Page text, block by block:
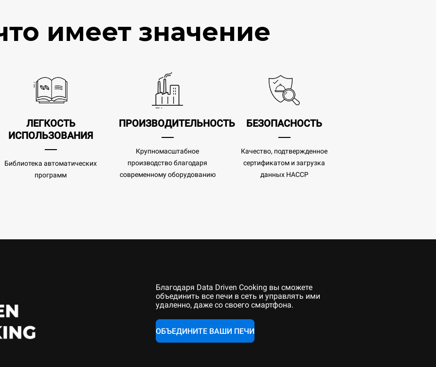
имеет значение
ЛЕГКОСТЬ
ИСПОЛЬЗОВАНИЯ
Библиотека автоматических
программ
ПРОИЗВОДИТЕЛЬНОСТЬ
Крупномасштабное
производство благодаря
современному оборудованию
БЕЗОПАСНОСТЬ
Качество, подтвержденное
сертификатом и загрузка
данных HACCP
Благодаря Data Driven Cooking вы сможете
объединить все печи в сеть и управлять ими
удаленно, даже со своего смартфона.
ОБЪЕДИНИТЕ ВАШИ ПЕЧИ